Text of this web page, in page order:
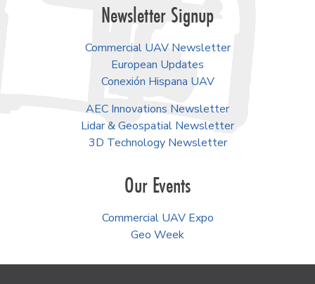
Newsletter Signup
Commercial UAV Newsletter
European Updates
Conexión Hispana UAV
AEC Innovations Newsletter
Lidar & Geospatial Newsletter
3D Technology Newsletter
Our Events
Commercial UAV Expo
Geo Week